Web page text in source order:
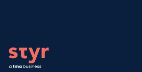
Footer